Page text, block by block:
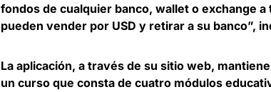
fondos de cualquier banco, wallet o exchange
pueden vender por USD y retirar a su banco”,
La aplicación, a través de su sitio web,
un curso que consta de cuatro módulos